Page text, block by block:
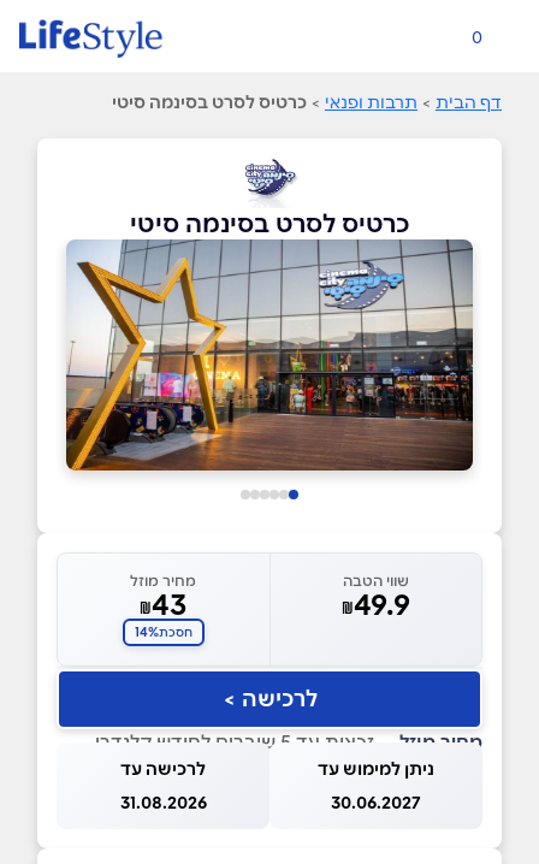
0
דף הבית > תרבות ופנאי > כרטיס לסרט בסינמה סיטי
כרטיס לסרט בסינמה סיטי
שווי הטבה
₪49.9
מחיר מוזל
₪43
חסכת14%
לרכישה >
מחיר מוזל — זכאות עד 5 שוברים לחודש קלנדרי
ניתן למימוש עד
30.06.2027
לרכישה עד
31.08.2026